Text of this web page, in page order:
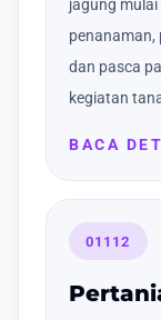
jagung
penanaman,
dan pasca
kegiatan
BACA
01112